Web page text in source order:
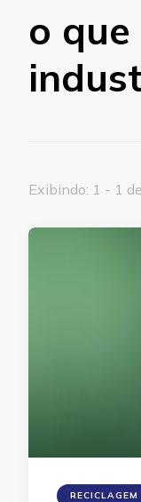
o
Exibindo: 1 - 1
RECICLAGEM